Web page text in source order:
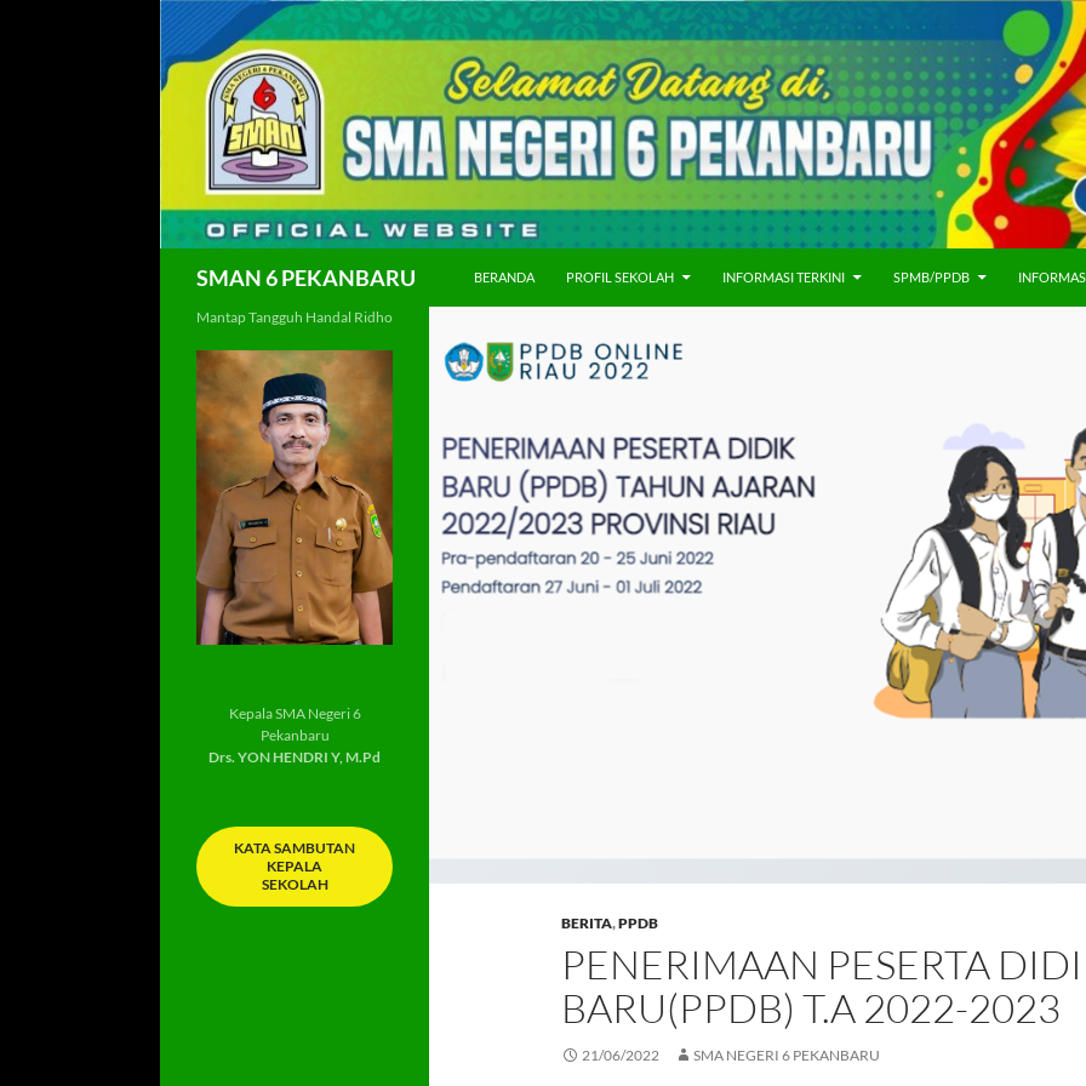
SMAN 6 PEKANBARU BERANDA PROFIL SEKOLAH INFORMASI TERKINI SPMB/PPDB
BERITA,PPDB
PENERIMAAN PESERTA
BARU(PPDB) T.A 2022-2023
21/06/2022 SMA NEGERI 6 PEKANBARU
Mantap Tangguh Handal Ridho
Kepala SMA Negeri 6
Pekanbaru
Drs. YON HENDRI Y, M.Pd
KATA SAMBUTAN
KEPALA
SEKOLAH